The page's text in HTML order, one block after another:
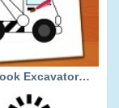
Coloring Book Excavator Trucks